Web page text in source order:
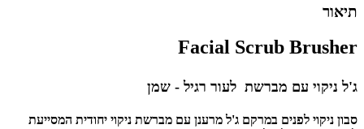
תיאור
Facial Scrub Brusher
ג'ל ניקוי עם מברשת לעור רגיל - שמן
סבון ניקוי לפנים במרקם ג'ל מרענן עם מברשת ניקוי יחודית המסייעת